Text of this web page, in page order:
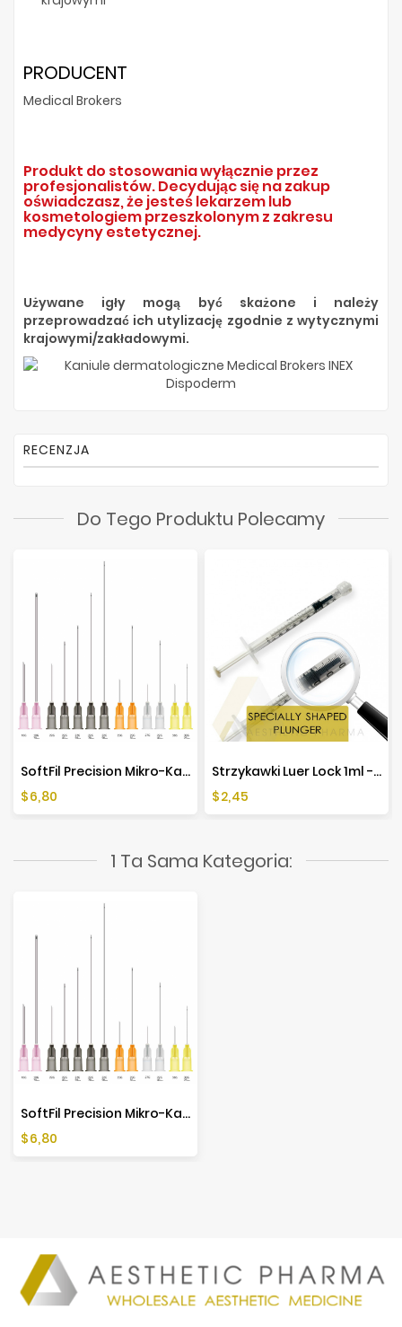
PRODUCENT
Medical Brokers
Produkt do stosowania wyłącznie przez
profesjonalistów. Decydując się na zakup
oświadczasz, że jesteś lekarzem lub
kosmetologiem przeszkolonym z zakresu
medycyny estetycznej.
Używane igły mogą być skażone i należy
przeprowadzać ich utylizację zgodnie z wytycznymi
krajowymi/zakładowymi.
RECENZJA
Do Tego Produktu Polecamy
SoftFil Precision Mikro-Kaniula (1 Szt.)
Cena
$6,80
Strzykawki Luer Lock 1ml - 10 Sztuk
Cena
$2,45
1 Ta Sama Kategoria:
SoftFil Precision Mikro-Kaniula (1 Szt.)
Cena
$6,80